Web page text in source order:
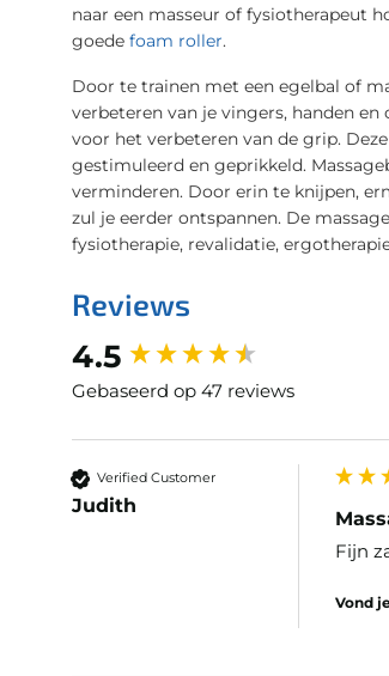
naar een masseur of fysiotherapeut
goede foam roller.
Door te trainen met een egelbal of
verbeteren van je vingers, handen
voor het verbeteren van de grip.
gestimuleerd en geprikkeld.
verminderen. Door erin te knijpen,
zul je eerder ontspannen. De
fysiotherapie, revalidatie,
Reviews
4.5
Gebaseerd op 47 reviews
Verified Customer
Judith
Fijn
Vond
New content loaded